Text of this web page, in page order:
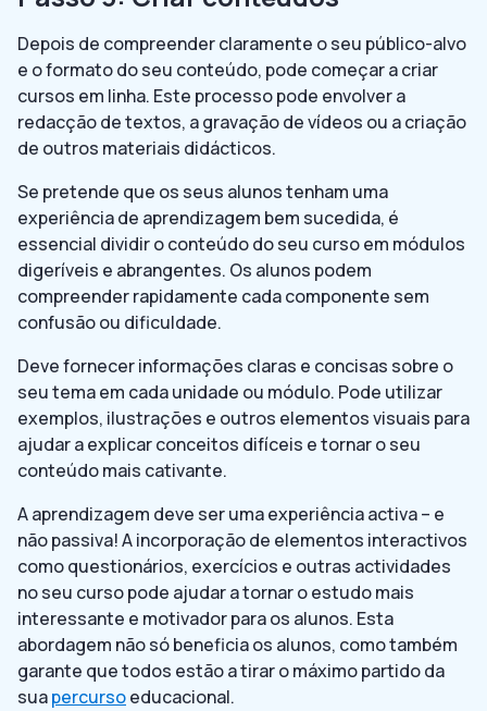
Depois de compreender claramente o seu público-alvo
e o formato do seu conteúdo, pode começar a criar
cursos em linha. Este processo pode envolver a
redacção de textos, a gravação de vídeos ou a criação
de outros materiais didácticos.
Se pretende que os seus alunos tenham uma
experiência de aprendizagem bem sucedida, é
essencial dividir o conteúdo do seu curso em módulos
digeríveis e abrangentes. Os alunos podem
compreender rapidamente cada componente sem
confusão ou dificuldade.
Deve fornecer informações claras e concisas sobre o
seu tema em cada unidade ou módulo. Pode utilizar
exemplos, ilustrações e outros elementos visuais para
ajudar a explicar conceitos difíceis e tornar o seu
conteúdo mais cativante.
A aprendizagem deve ser uma experiência activa – e
não passiva! A incorporação de elementos interactivos
como questionários, exercícios e outras actividades
no seu curso pode ajudar a tornar o estudo mais
interessante e motivador para os alunos. Esta
abordagem não só beneficia os alunos, como também
garante que todos estão a tirar o máximo partido da
suapercursoeducacional.